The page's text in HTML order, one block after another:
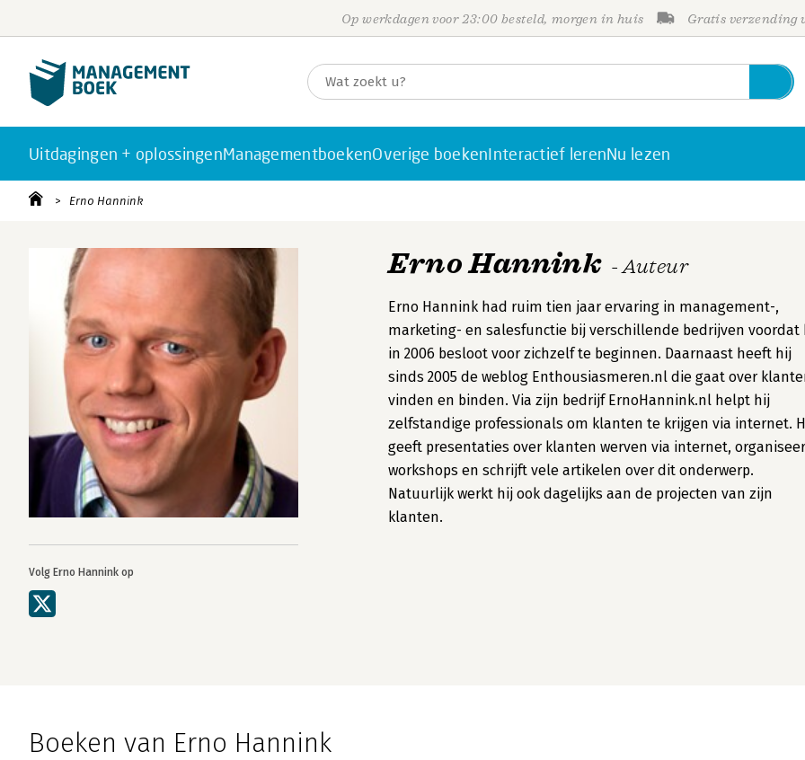
Op werkdagen voor 23:00 besteld, morgen in huis Gratis verzending
Uitdagingen + oplossingenManagementboekenOverige boekenInteractief lerenNu lezen
Erno Hannink
Volg Erno Hannink op
Erno Hannink - Auteur
Erno Hannink had ruim tien jaar ervaring in management-,
marketing- en salesfunctie bij verschillende bedrijven voordat
in 2006 besloot voor zichzelf te beginnen. Daarnaast heeft hij
sinds 2005 de weblog Enthousiasmeren.nl die gaat over
vinden en binden. Via zijn bedrijf ErnoHannink.nl helpt hij
zelfstandige professionals om klanten te krijgen via internet.
geeft presentaties over klanten werven via internet,
workshops en schrijft vele artikelen over dit onderwerp.
Natuurlijk werkt hij ook dagelijks aan de projecten van zijn
klanten.
Boeken van Erno Hannink